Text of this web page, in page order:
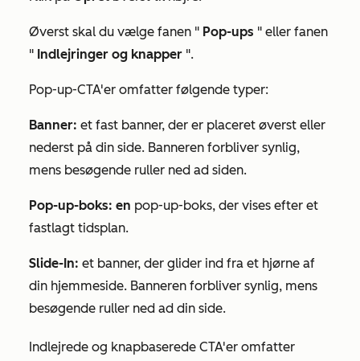
Øverst skal du vælge fanen " Pop-ups " eller fanen
" Indlejringer og knapper ".
Pop-up-CTA'er omfatter følgende typer:
Banner: et fast banner, der er placeret øverst eller
nederst på din side. Banneren forbliver synlig,
mens besøgende ruller ned ad siden.
Pop-up-boks: en pop-up-boks, der vises efter et
fastlagt tidsplan.
Slide-In: et banner, der glider ind fra et hjørne af
din hjemmeside. Banneren forbliver synlig, mens
besøgende ruller ned ad din side.
Indlejrede og knapbaserede CTA'er omfatter